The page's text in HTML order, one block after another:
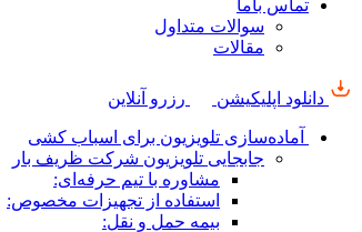
تماس باما
سوالات متداول
مقالات
دانلود اپلیکیشن رزرو آنلاین
آماده‌سازی تلویزیون برای اسباب کشی
جابجایی تلویزیون شرکت ظریف بار
مشاوره با تیم حرفه‌ای:
استفاده از تجهیزات مخصوص:
بیمه حمل و نقل: